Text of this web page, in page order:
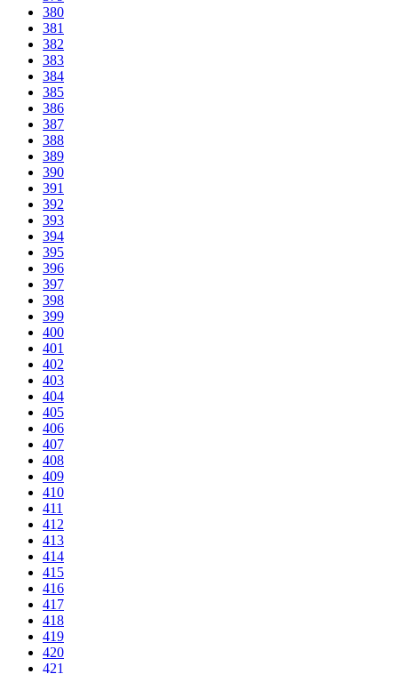
380
381
382
383
384
385
386
387
388
389
390
391
392
393
394
395
396
397
398
399
400
401
402
403
404
405
406
407
408
409
410
411
412
413
414
415
416
417
418
419
420
421